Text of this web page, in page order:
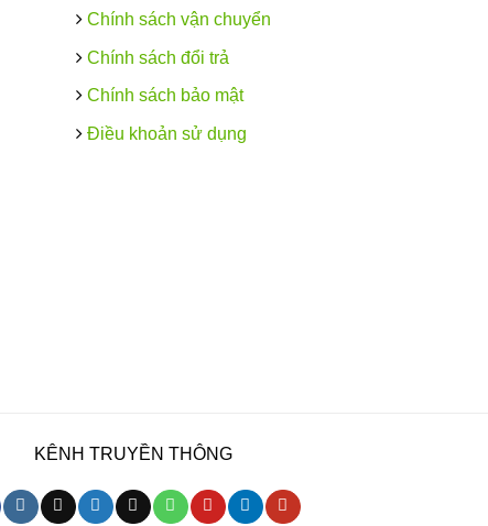
Chính sách vận chuyển
Chính sách đổi trả
Chính sách bảo mật
Điều khoản sử dụng
KÊNH TRUYỀN THÔNG